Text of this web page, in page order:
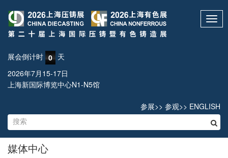
展会倒计时 0 天
2026年7月15-17日
上海新国际博览中心N1-N5馆
参展>> 参观>> ENGLISH
媒体中心